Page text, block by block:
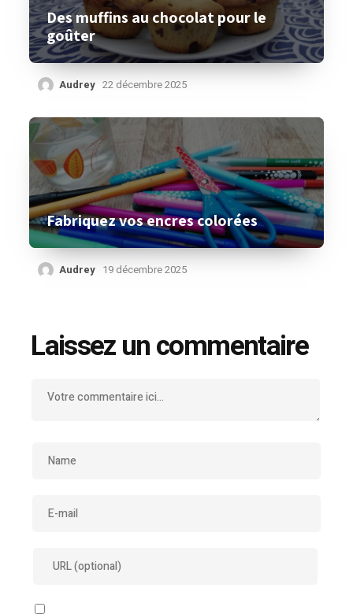
Des muffins au chocolat pour le
goûter
Audrey 22 décembre 2025
Fabriquez vos encres colorées
Audrey 19 décembre 2025
Laissez un commentaire